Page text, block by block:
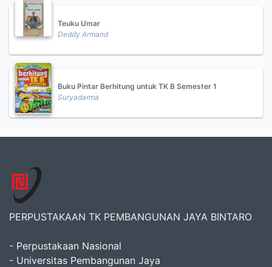
Teuku Umar
Deddy Armand
Buku Pintar Berhitung untuk TK B Semester 1
Suryadarma
PERPUSTAKAAN TK PEMBANGUNAN JAYA BINTARO
- Perpustakaan Nasional
- Universitas Pembangunan Jaya